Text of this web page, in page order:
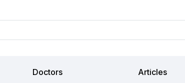
Doctors Articles